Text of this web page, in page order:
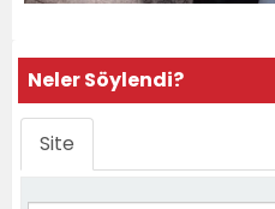
Neler Söylendi?
Site